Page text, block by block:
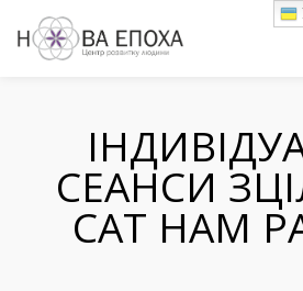
СЕАНСИ
САТ НАМ